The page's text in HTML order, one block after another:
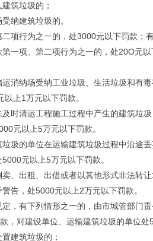
筑垃圾的；
纳建筑垃圾的。
行为之一的，处3000元以下罚款；
一项、第二项行为之一的，处20O元
纳场受纳工业垃圾、生活垃圾和有毒
上1万元以下罚款。
清运工程施工过程中产生的建筑垃圾
元以上5万元以下罚款。
的单位在运输建筑垃圾过程中沿途丢
元以上5万元以下罚款。
出租、出借或者以其他形式非法转让
告，处5000元以上2万元以下罚款。
有下列情形之一的，由市城管部门责
，对建设单位、运输建筑垃圾的单位
建筑垃圾的；